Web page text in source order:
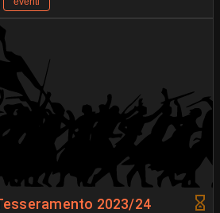
2023/24